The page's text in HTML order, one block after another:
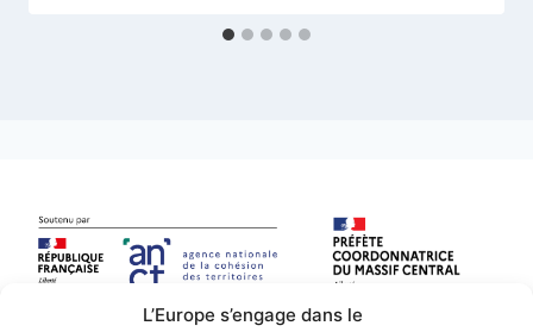
L’Europe s’engage dans le